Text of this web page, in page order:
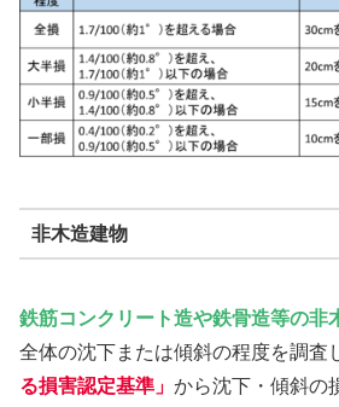
非木造建物
鉄筋コンクリート造や鉄骨造等の非
全体の沈下または傾斜の程度を調査
る損害認定基準」 から沈下・傾斜の